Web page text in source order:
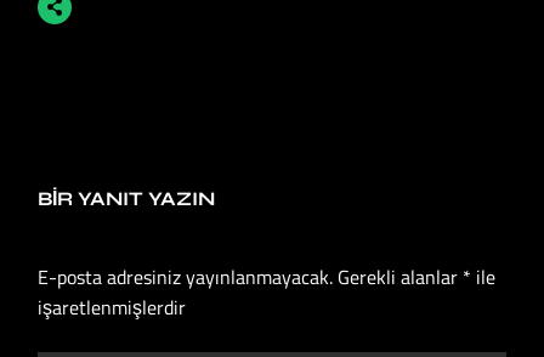
BIR YANIT YAZIN
E-posta adresiniz yayınlanmayacak. Gerekli alanlar * ile
işaretlenmişlerdir